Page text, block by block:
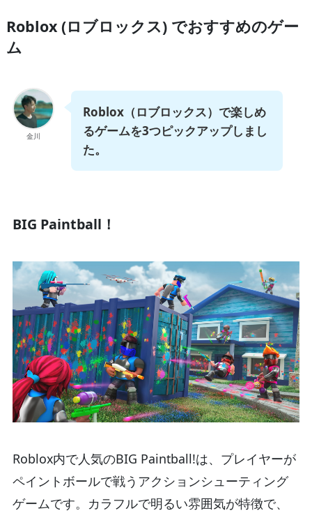
Roblox (ロブロックス) でおすすめのゲー
ム
金川
Roblox（ロブロックス）で楽しめ
るゲームを3つピックアップしまし
た。
BIG Paintball！
Roblox内で人気のBIG Paintball!は、プレイヤーが
ペイントボールで戦うアクションシューティング
ゲームです。カラフルで明るい雰囲気が特徴で、